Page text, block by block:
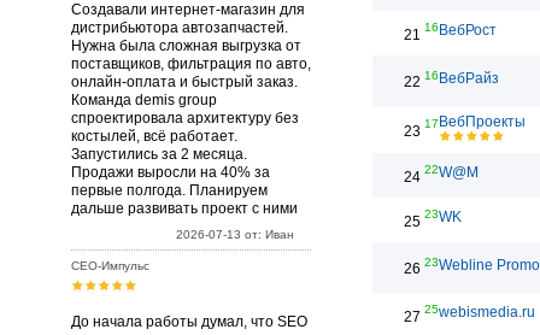
Создавали интернет-магазин для
дистрибьютора автозапчастей.
Нужна была сложная выгрузка от
поставщиков, фильтрация по авто,
онлайн-оплата и быстрый заказ.
Команда demis group
спроектировала архитектуру без
костылей, всё работает.
Запустились за 2 месяца.
Продажи выросли на 40% за
первые полгода. Планируем
дальше развивать проект с ними
2026-07-13 от: Иван
СЕО-Импульс
До начала работы думал, что SEO
21 16 ВебРост
22 16 ВебРайз
23 17 ВебПроекты
24 22W@M
25 23WK
26 23Webline
27 25webismedia.ru